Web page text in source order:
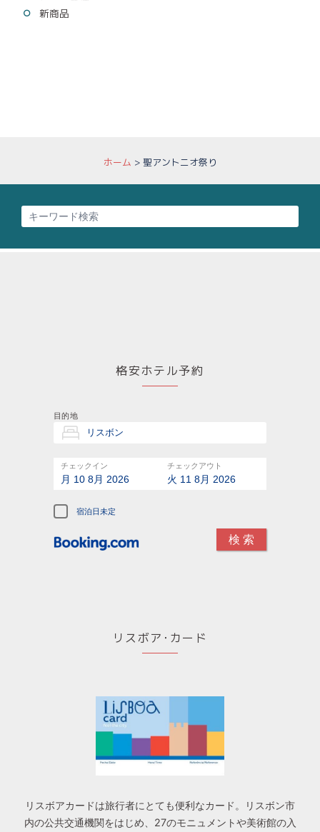
新商品
ホーム > 聖アントニオ祭り
格安ホテル予約
目的地
チェックイン
月 10 8月 2026
チェックアウト
火 11 8月 2026
宿泊日未定
リスボア･カード
リスボアカードは旅行者にとても便利なカード。リスボン市
内の公共交通機関をはじめ、27のモニュメントや美術館の入